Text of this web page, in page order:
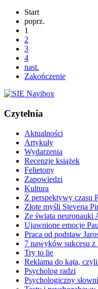
Start
poprz.
1
2
3
4
nast.
Zakończenie
Czytelnia
Aktualności
Artykuły
Wydarzenia
Recenzje książek
Felietony
Zapowiedzi
Kultura
Z perspektywy czasu
Złote myśli Stevena
Ze świata neuronauki
Ujawnione emocje
Praca od podstaw
7 nawyków sukcesu
Try to lie
Reklama do kąta,
Psycholog radzi
Psychologiczny